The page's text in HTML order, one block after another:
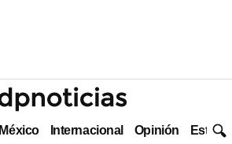
México Internacional Opinión Estilo